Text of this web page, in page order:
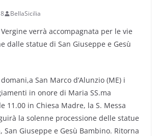
BellaSicilia
verrà accompagnata per le vie
dalle statue di San Giuseppe e Gesù
San Marco d’Alunzio (ME) i
in onore di Maria SS.ma
11.00 in Chiesa Madre, la S. Messa
la solenne processione delle statue
San Giuseppe e Gesù Bambino. Ritorna